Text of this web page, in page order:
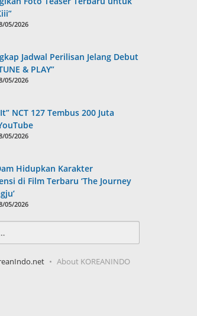
05/2026
Jadwal Perilisan Jelang Debut
& PLAY”
05/2026
NCT 127 Tembus 200 Juta
05/2026
Hidupkan Karakter
di Film Terbaru ‘The Journey
05/2026
About KOREANINDO